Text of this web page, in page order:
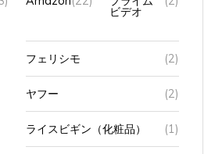
フェリシモ (2)
ヤフー (2)
ライスビギン（化粧品） (1)
楽天 (11)